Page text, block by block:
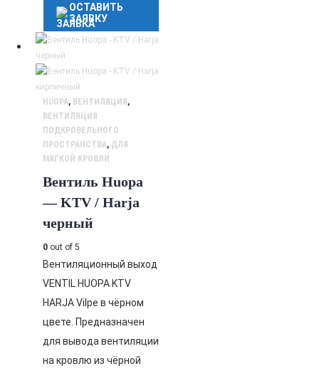
ОСТАВИТЬ
ЗАЯВКУ
HUOPA, ВЕНТИЛЯЦИЯ,
ВЕНТИЛЯЦИЯ
ПОДКРОВЕЛЬНОГО
ПРОСТРАНСТВА, ДЛЯ
МЯГКОЙ КРОВЛИ
Вентиль Huopa
— KTV / Harja
черный
0 out of 5
Вентиляционный выход
VENTIL HUOPA KTV
HARJA Vilpe в чёрном
цвете. Предназначен
для вывода вентиляции
на кровлю из чёрной